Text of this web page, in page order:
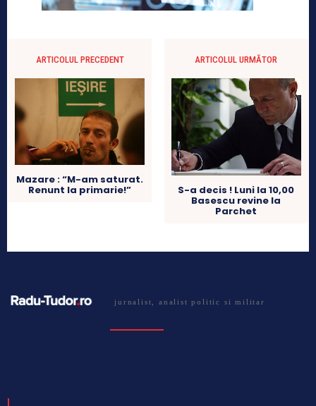
ARTICOLUL PRECEDENT
Mazare : “M-am saturat.
Renunt la primarie!”
ARTICOLUL URMĂTOR
S-a decis ! Luni la 10,00
Basescu revine la
Parchet
jurnalist, analist politic si militar